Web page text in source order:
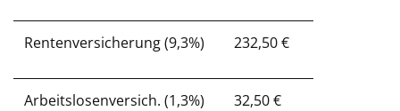
Rentenversicherung (9,3%) 232,50 €
Arbeitslosenversich. (1,3%) 32,50 €